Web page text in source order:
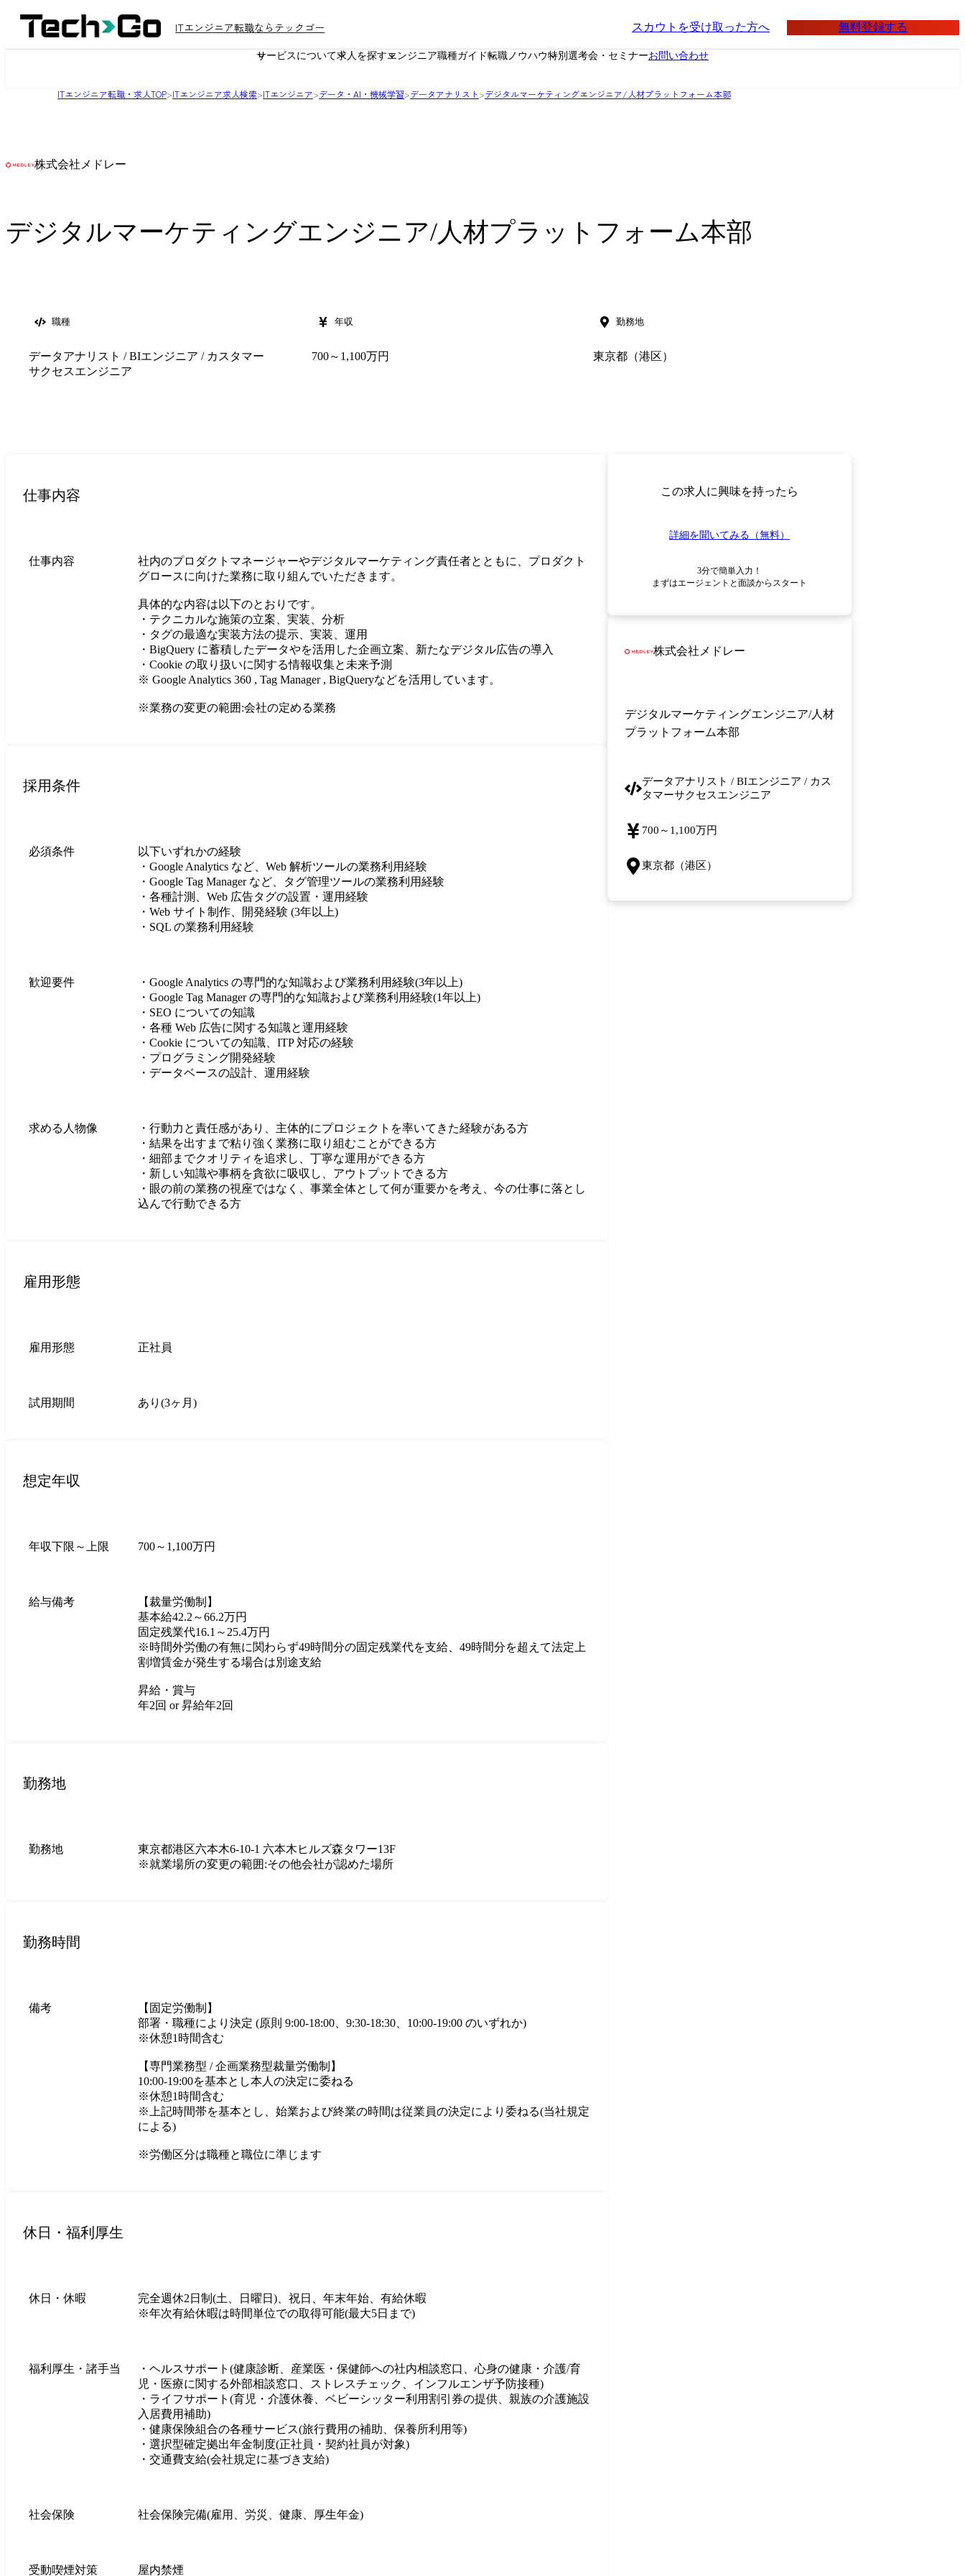
ITエンジニア転職ならテックゴー スカウトを受け取った方へ 無料登録する
サービスについて求人を探すエンジニア職種ガイド転職ノウハウ特別選考会・セミナーお問い合わせ
ITエンジニア転職・求人TOP>ITエンジニア求人検索>ITエンジニア>データ・AI・機械学習>データアナリスト>デジタルマーケティングエンジニア/人材プラットフォーム本部
株式会社メドレー
デジタルマーケティングエンジニア/人材プラットフォーム本部
職種
データアナリスト / BIエンジニア / カスタマー
サクセスエンジニア
年収
700～1,100万円
勤務地
東京都（港区）
仕事内容
仕事内容
社内のプロダクトマネージャーやデジタルマーケティング責任者とともに、プロダクト
グロースに向けた業務に取り組んでいただきます。
具体的な内容は以下のとおりです。
・テクニカルな施策の立案、実装、分析
・タグの最適な実装方法の提示、実装、運用
・BigQuery に蓄積したデータやを活用した企画立案、新たなデジタル広告の導入
・Cookie の取り扱いに関する情報収集と未来予測
※ Google Analytics 360 , Tag Manager , BigQueryなどを活用しています。
※業務の変更の範囲:会社の定める業務
採用条件
必須条件
以下いずれかの経験
・Google Analytics など、Web 解析ツールの業務利用経験
・Google Tag Manager など、タグ管理ツールの業務利用経験
・各種計測、Web 広告タグの設置・運用経験
・Web サイト制作、開発経験 (3年以上)
・SQL の業務利用経験
歓迎要件
・Google Analytics の専門的な知識および業務利用経験(3年以上)
・Google Tag Manager の専門的な知識および業務利用経験(1年以上)
・SEO についての知識
・各種 Web 広告に関する知識と運用経験
・Cookie についての知識、ITP 対応の経験
・プログラミング開発経験
・データベースの設計、運用経験
求める人物像
・行動力と責任感があり、主体的にプロジェクトを率いてきた経験がある方
・結果を出すまで粘り強く業務に取り組むことができる方
・細部までクオリティを追求し、丁寧な運用ができる方
・新しい知識や事柄を貪欲に吸収し、アウトプットできる方
・眼の前の業務の視座ではなく、事業全体として何が重要かを考え、今の仕事に落とし
込んで行動できる方
雇用形態
雇用形態 正社員
試用期間 あり(3ヶ月)
想定年収
年収下限～上限 700～1,100万円
給与備考
【裁量労働制】
基本給42.2～66.2万円
固定残業代16.1～25.4万円
※時間外労働の有無に関わらず49時間分の固定残業代を支給、49時間分を超えて法定上
割増賃金が発生する場合は別途支給
昇給・賞与
年2回 or 昇給年2回
勤務地
勤務地
東京都港区六本木6-10-1 六本木ヒルズ森タワー13F
※就業場所の変更の範囲:その他会社が認めた場所
勤務時間
備考
【固定労働制】
部署・職種により決定 (原則 9:00-18:00、9:30-18:30、10:00-19:00 のいずれか)
※休憩1時間含む
【専門業務型 / 企画業務型裁量労働制】
10:00-19:00を基本とし本人の決定に委ねる
※休憩1時間含む
※上記時間帯を基本とし、始業および終業の時間は従業員の決定により委ねる(当社規定
による)
※労働区分は職種と職位に準じます
休日・福利厚生
休日・休暇
完全週休2日制(土、日曜日)、祝日、年末年始、有給休暇
※年次有給休暇は時間単位での取得可能(最大5日まで)
福利厚生・諸手当
・ヘルスサポート(健康診断、産業医・保健師への社内相談窓口、心身の健康・介護/育
児・医療に関する外部相談窓口、ストレスチェック、インフルエンザ予防接種)
・ライフサポート(育児・介護休養、ベビーシッター利用割引券の提供、親族の介護施設
入居費用補助)
・健康保険組合の各種サービス(旅行費用の補助、保養所利用等)
・選択型確定拠出年金制度(正社員・契約社員が対象)
・交通費支給(会社規定に基づき支給)
社会保険 社会保険完備(雇用、労災、健康、厚生年金)
受動喫煙対策 屋内禁煙
この求人に興味を持ったら
詳細を聞いてみる（無料）
3分で簡単入力！
まずはエージェントと面談からスタート
株式会社メドレー
デジタルマーケティングエンジニア/人材
プラットフォーム本部
データアナリスト / BIエンジニア / カス
タマーサクセスエンジニア
700～1,100万円
東京都（港区）